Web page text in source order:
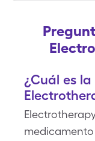
¿Cuál es